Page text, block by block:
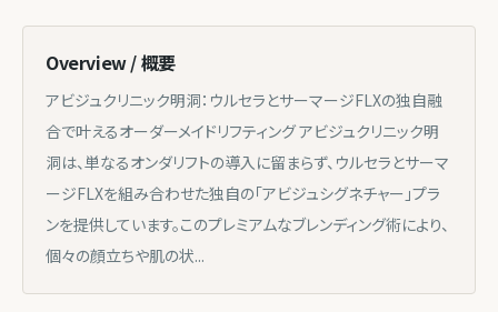
Overview / 概要
アビジュクリニック明洞：ウルセラとサーマージFLXの独自融
合で叶えるオーダーメイドリフティング アビジュクリニック明
洞は、単なるオンダリフトの導入に留まらず、ウルセラとサーマ
ージFLXを組み合わせた独自の「アビジュシグネチャー」プラ
ンを提供しています。このプレミアムなブレンディング術により、
個々の顔立ちや肌の状...